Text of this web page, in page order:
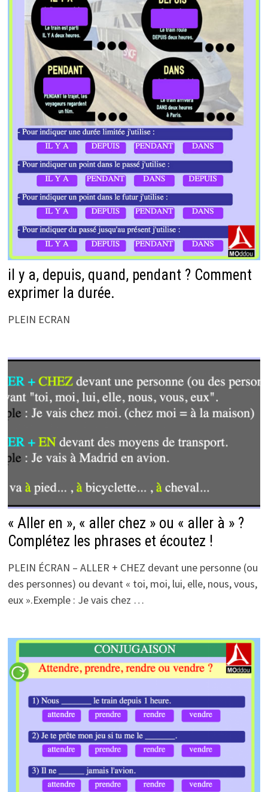
il y a, depuis, quand, pendant ? Comment
exprimer la durée.
PLEIN ECRAN
« Aller en », « aller chez » ou « aller à » ?
Complétez les phrases et écoutez !
PLEIN ÉCRAN – ALLER + CHEZ devant une personne (ou
des personnes) ou devant « toi, moi, lui, elle, nous, vous,
eux ».Exemple : Je vais chez …